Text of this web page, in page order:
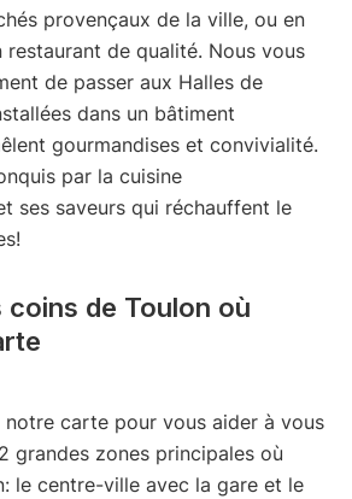
provençaux de la ville, ou en
restaurant de qualité. Nous vous
de passer aux Halles de
dans un bâtiment
gourmandises et convivialité.
par la cuisine
ses saveurs qui réchauffent le
coins de Toulon où
carte pour vous aider à vous
grandes zones principales où
le centre-ville avec la gare et le